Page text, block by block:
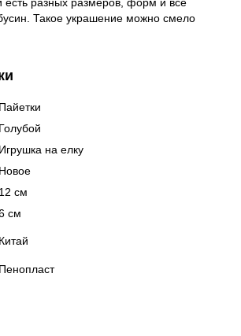
Такое украшение можно смело
Пайетки
Голубой
Игрушка на елку
Новое
12 см
см
Китай
Пенопласт